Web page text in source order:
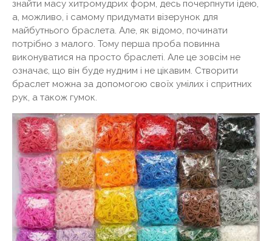
знайти масу хитромудрих форм, десь почерпнути ідею,
а, можливо, і самому придумати візерунок для
майбутнього браслета. Але, як відомо, починати
потрібно з малого. Тому перша проба повинна
виконуватися на просто браслеті. Але це зовсім не
означає, що він буде нудним і не цікавим. Створити
браслет можна за допомогою своїх умілих і спритних
рук, а також гумок.